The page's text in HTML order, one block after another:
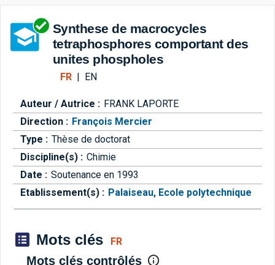
Aller directement à la barre
Synthese de macrocycles
tetraphosphores comportant des
unites phospholes
FR| EN
Auteur / Autrice : FRANK LAPORTE
Direction : François Mercier
Type : Thèse de doctorat
Discipline(s) : Chimie
Date : Soutenance en 1993
Etablissement(s) : Palaiseau, Ecole polytechnique
Mots clés FR
Mots clés contrôlés